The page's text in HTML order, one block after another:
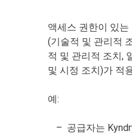
액세스 권한이 있
(기술적 및 관리적
적 및 관리적 조치,
및 시정 조치)가 적
예:
공급자는